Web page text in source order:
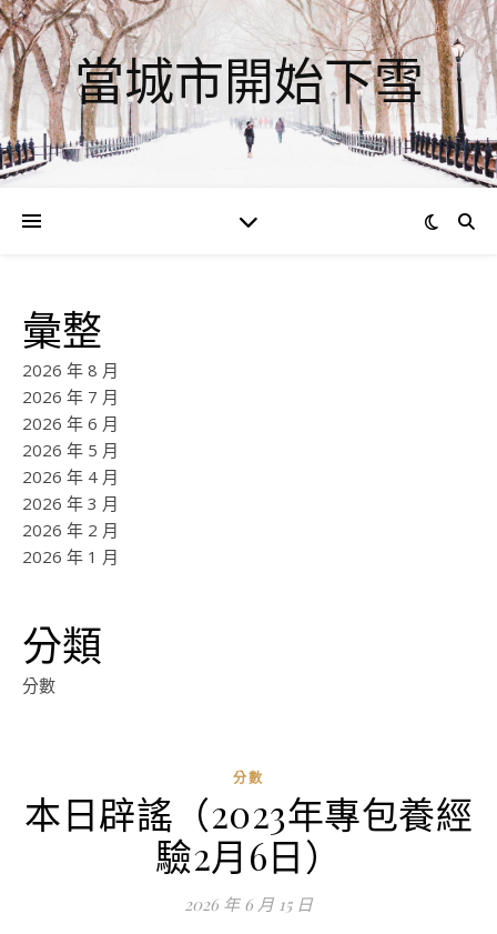
當城市開始下雪
彙整
2026 年 8 月
2026 年 7 月
2026 年 6 月
2026 年 5 月
2026 年 4 月
2026 年 3 月
2026 年 2 月
2026 年 1 月
分類
分數
分數
本日辟謠（2023年專包養經
驗2月6日）
2026 年 6 月 15 日